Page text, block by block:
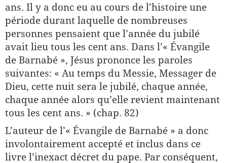
ans. Il y a donc eu au cours de l’histoire une
période durant laquelle de nombreuses
personnes pensaient que l’année du jubilé
avait lieu tous les cent ans. Dans l’« Évangile
de Barnabé », Jésus prononce les paroles
suivantes: « Au temps du Messie, Messager de
Dieu, cette nuit sera le jubilé, chaque année,
chaque année alors qu’elle revient maintenant
tous les cent ans. » (chap. 82)
L’auteur de l’« Évangile de Barnabé » a donc
involontairement accepté et inclus dans ce
livre l’inexact décret du pape. Par conséquent,